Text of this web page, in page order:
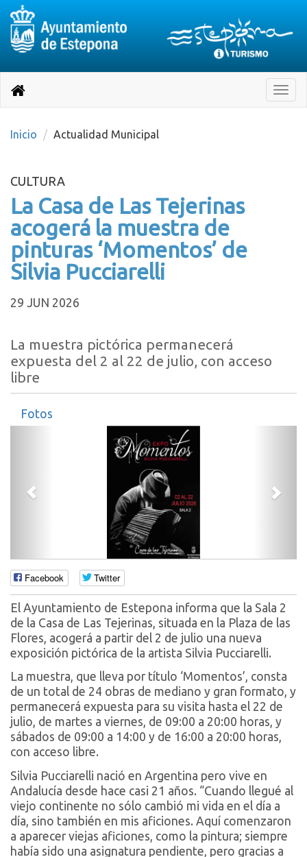
página
Toggle
Destino:
Volver
inicio
Inicio Actualidad Municipal
CULTURA
La Casa de Las Tejerinas
acogerá la muestra de
pinturas ‘Momentos’ de
Silvia Pucciarelli
29 JUN 2026
La muestra pictórica permanecerá
expuesta del 2 al 22 de julio, con acceso
libre
Fotos
Anterior
Facebook Twitter
El Ayuntamiento de Estepona informa que la Sala 2
de la Casa de Las Tejerinas, situada en la Plaza de las
Flores, acogerá a partir del 2 de julio una nueva
exposición pictórica de la artista Silvia Pucciarelli.
La muestra, que lleva por título ‘Momentos’, consta
de un total de 24 obras de mediano y gran formato, y
permanecerá expuesta para su visita hasta el 22 de
julio, de martes a viernes, de 09:00 a 20:00 horas, y
sábados de 09:00 a 14:00 y de 16:00 a 20:00 horas,
con acceso libre.
Silvia Pucciarelli nació en Argentina pero vive en
Andalucía desde hace casi 21 años. “Cuando llegué al
viejo continente no sólo cambió mi vida en el día a
día, sino también en mis aficiones. Aquí comenzaron
a aparecer viejas aficiones, como la pintura; siempre
había sido una asignatura pendiente, pero gracias a